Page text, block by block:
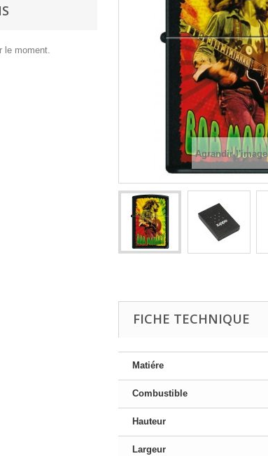
le moment.
Agrandir l'image
FICHE TECHNIQUE
Matiére
Combustible
Hauteur
Largeur